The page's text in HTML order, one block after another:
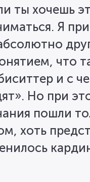
ты хочешь
Я
что
и с
Но при
пошли
хоть